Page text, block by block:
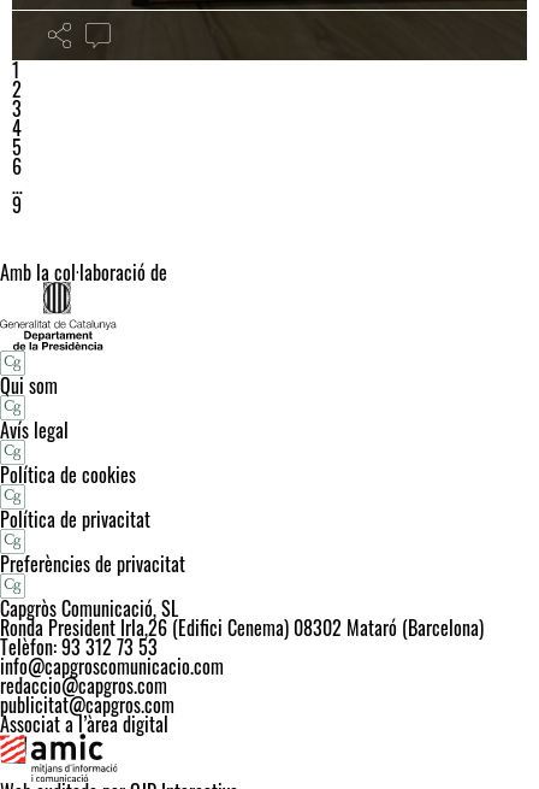
1
2
3
4
5
6
…
9
Amb la col·laboració de
Qui som
Avís legal
Política de cookies
Política de privacitat
Preferències de privacitat
Capgròs Comunicació, SL
Ronda President Irla,26 (Edifici Cenema) 08302 Mataró (Barcelona)
Telèfon: 93 312 73 53
info@capgroscomunicacio.com
redaccio@capgros.com
publicitat@capgros.com
Associat a l’àrea digital